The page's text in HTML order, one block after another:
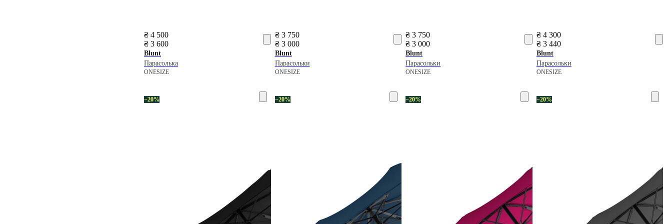
₴ 4 500
₴ 3 600
Blunt
Парасолька
ONESIZE
₴ 3 750
₴ 3 000
Blunt
Парасольки
ONESIZE
₴ 3 750
₴ 3 000
Blunt
Парасольки
ONESIZE
₴ 4 300
₴ 3 440
Blunt
Парасольки
ONESIZE
−20% −20% −20% −20%